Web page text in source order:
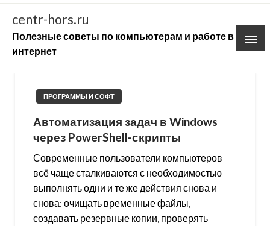
Skip
content
centr-hors.ru
Полезные советы по компьютерам и работе в
интернет
ПРОГРАММЫ И СОФТ
Автоматизация задач в Windows
через PowerShell-скрипты
Современные пользователи компьютеров
всё чаще сталкиваются с необходимостью
выполнять одни и те же действия снова и
снова: очищать временные файлы,
создавать резервные копии, проверять